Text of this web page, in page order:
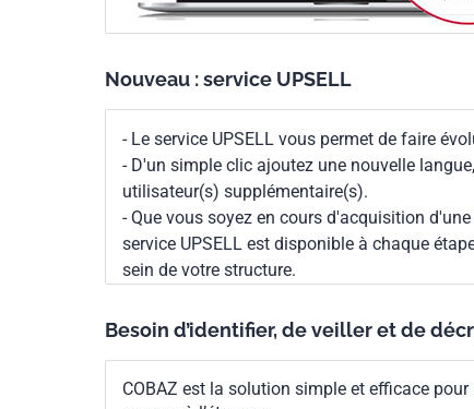
Nouveau : service UPSELL
- Le service UPSELL vous permet de faire
- D'un simple clic ajoutez une nouvelle
utilisateur(s) supplémentaire(s).
- Que vous soyez en cours d'acquisition
service UPSELL est disponible à chaque
sein de votre structure.
Besoin d’identifier, de veiller et de
COBAZ est la solution simple et efficace